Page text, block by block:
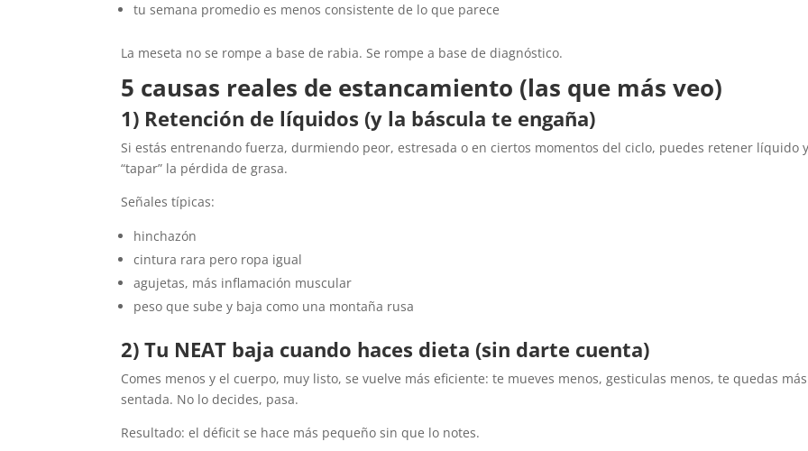
tu semana promedio es menos consistente de lo que parece
La meseta no se rompe a base de rabia. Se rompe a base de diagnóstico.
5 causas reales de estancamiento (las que más veo)
1) Retención de líquidos (y la báscula te engaña)
Si estás entrenando fuerza, durmiendo peor, estresada o en ciertos momentos del ciclo, puedes retener líquido
“tapar” la pérdida de grasa.
Señales típicas:
hinchazón
cintura rara pero ropa igual
agujetas, más inflamación muscular
peso que sube y baja como una montaña rusa
2) Tu NEAT baja cuando haces dieta (sin darte cuenta)
Comes menos y el cuerpo, muy listo, se vuelve más eficiente: te mueves menos, gesticulas menos, te quedas más
sentada. No lo decides, pasa.
Resultado: el déficit se hace más pequeño sin que lo notes.